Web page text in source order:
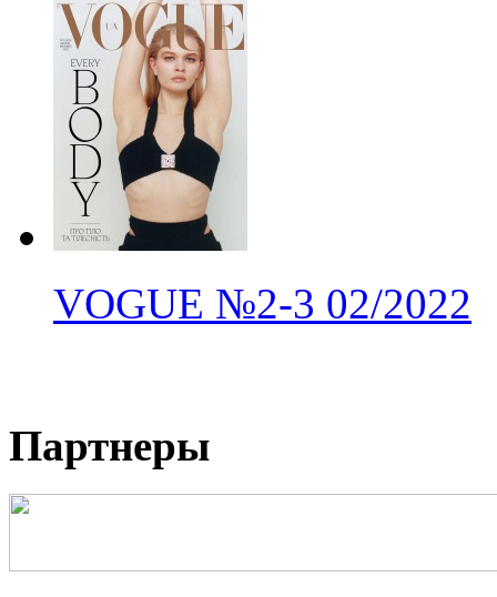
VOGUE №2-3 02/2022
Партнеры